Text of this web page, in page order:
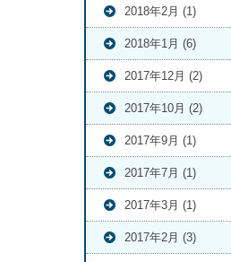
2018年2月 (1)
2018年1月 (6)
2017年12月 (2)
2017年10月 (2)
2017年9月 (1)
2017年7月 (1)
2017年3月 (1)
2017年2月 (3)